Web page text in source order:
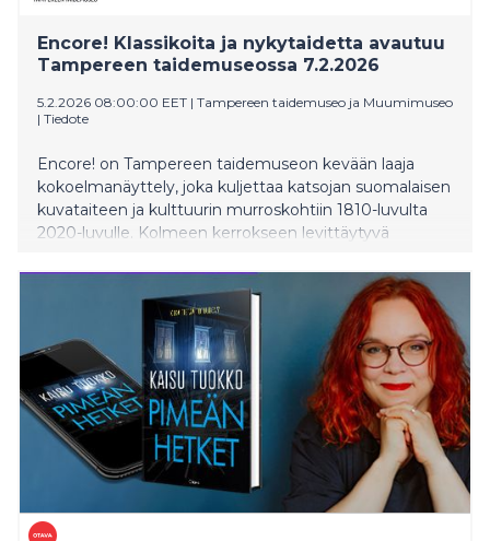
Encore! Klassikoita ja nykytaidetta avautuu
Tampereen taidemuseossa 7.2.2026
5.2.2026 08:00:00 EET | Tampereen taidemuseo ja Muumimuseo
| Tiedote
Encore! on Tampereen taidemuseon kevään laaja
kokoelmanäyttely, joka kuljettaa katsojan suomalaisen
kuvataiteen ja kulttuurin murroskohtiin 1810-luvulta
2020-luvulle. Kolmeen kerrokseen levittäytyvä
kaupungin kokoelmien maalauksia, veistoksia,
grafiikkaa sekä valokuva- ja mediataidetta lähes 90
taiteilijalta. Mukana on myös harvoin nähtyjä teoksia
Tampereen Raatihuoneelta.